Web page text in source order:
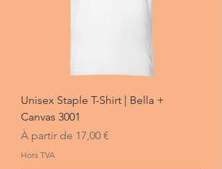
Unisex Staple T-Shirt | Bella +
Canvas 3001
À partir de 17,00 €
Prix promotionnel
Hors TVA